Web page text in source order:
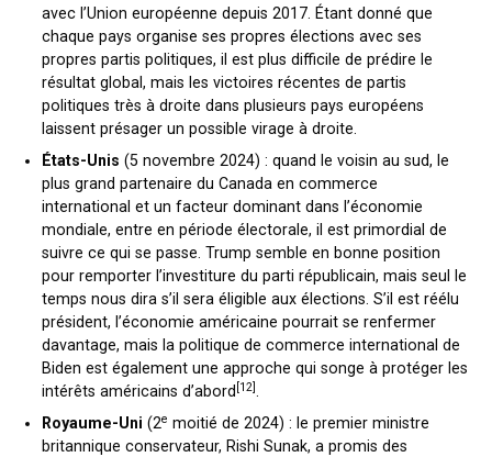
avec l’Union européenne depuis 2017. Étant donné que
chaque pays organise ses propres élections avec ses
propres partis politiques, il est plus difficile de prédire le
résultat global, mais les victoires récentes de partis
politiques très à droite dans plusieurs pays européens
laissent présager un possible virage à droite.
États-Unis (5 novembre 2024) : quand le voisin au sud, le
plus grand partenaire du Canada en commerce
international et un facteur dominant dans l’économie
mondiale, entre en période électorale, il est primordial de
suivre ce qui se passe. Trump semble en bonne position
pour remporter l’investiture du parti républicain, mais seul le
temps nous dira s’il sera éligible aux élections. S’il est réélu
président, l’économie américaine pourrait se renfermer
davantage, mais la politique de commerce international de
Biden est également une approche qui songe à protéger les
intérêts américains d’abord [12]
Royaume-Uni (2e moitié de 2024) : le premier ministre
britannique conservateur, Rishi Sunak, a promis des